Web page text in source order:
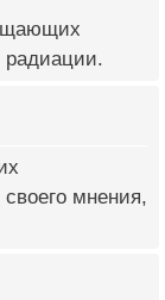
радиации.
мнения,